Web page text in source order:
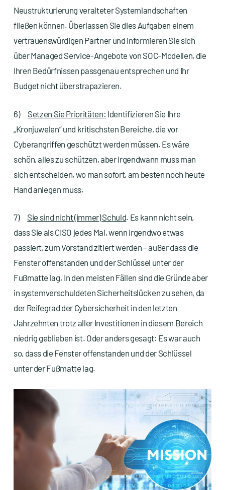
Neustrukturierung veralteter Systemlandschaften
fließen können. Überlassen Sie dies Aufgaben einem
vertrauenswürdigen Partner und informieren Sie sich
über Managed Service-Angebote von SOC-Modellen, die
Ihren Bedürfnissen passgenau entsprechen und Ihr
Budget nicht überstrapazieren.
6) Setzen Sie Prioritäten: Identifizieren Sie Ihre
„Kronjuwelen“ und kritischsten Bereiche, die vor
Cyberangriffen geschützt werden müssen. Es wäre
schön, alles zu schützen, aber irgendwann muss man
sich entscheiden, wo man sofort, am besten noch heute
Hand anlegen muss.
7) Sie sind nicht (immer) Schuld. Es kann nicht sein,
dass Sie als CISO jedes Mal, wenn irgendwo etwas
passiert, zum Vorstand zitiert werden – außer dass die
Fenster offenstanden und der Schlüssel unter der
Fußmatte lag. In den meisten Fällen sind die Gründe aber
in systemverschuldeten Sicherheitslücken zu sehen, da
der Reifegrad der Cybersicherheit in den letzten
Jahrzehnten trotz aller Investitionen in diesem Bereich
niedrig geblieben ist. Oder anders gesagt: Es war auch
so, dass die Fenster offenstanden und der Schlüssel
unter der Fußmatte lag.